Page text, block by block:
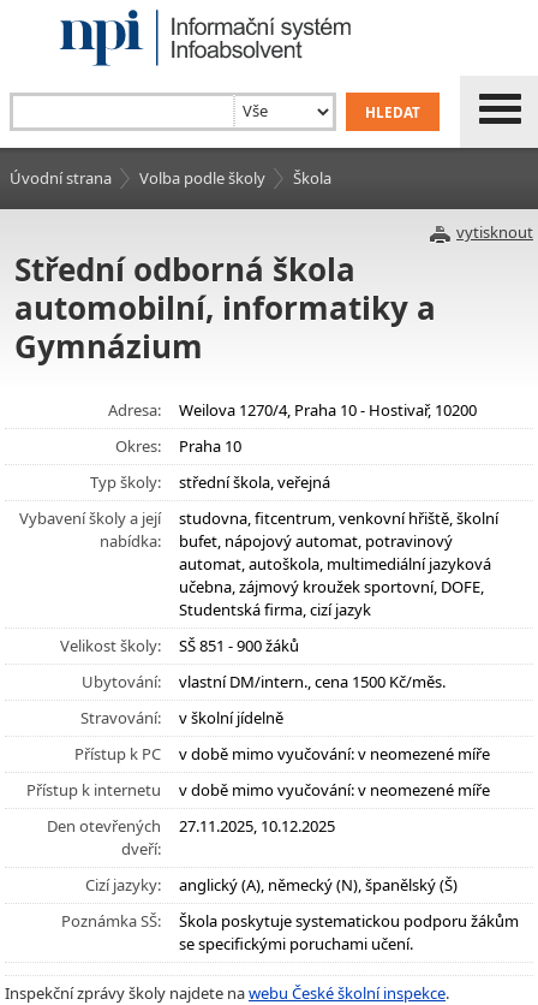
Úvodní strana Volba podle školy Škola
vytisknout
Střední odborná škola
automobilní, informatiky a
Gymnázium
Adresa:
Weilova 1270/4, Praha 10 - Hostivař, 10200
Okres:
Praha 10
Typ školy:
střední škola, veřejná
Vybavení školy a její
nabídka:
studovna, fitcentrum, venkovní hřiště, školní
bufet, nápojový automat, potravinový
automat, autoškola, multimediální jazyková
učebna, zájmový kroužek sportovní, DOFE,
Studentská firma, cizí jazyk
Velikost školy:
SŠ 851 - 900 žáků
Ubytování:
vlastní DM/intern., cena 1500 Kč/měs.
Stravování:
v školní jídelně
Přístup k PC
v době mimo vyučování: v neomezené míře
Přístup k internetu
v době mimo vyučování: v neomezené míře
Den otevřených
dveří:
27.11.2025, 10.12.2025
Cizí jazyky:
anglický (A), německý (N), španělský (Š)
Poznámka SŠ:
Škola poskytuje systematickou podporu žákům
se specifickými poruchami učení.
Inspekční zprávy školy najdete nawebu České školní inspekce.